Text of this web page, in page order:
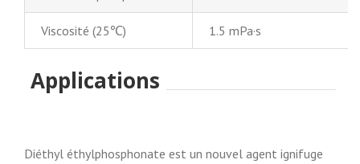
Viscosité (25℃) 1.5 mPa·s
Applications
Diéthyl éthylphosphonate est un nouvel agent ignifuge